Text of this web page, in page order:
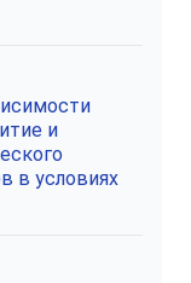
и
в условиях